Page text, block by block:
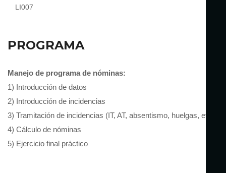
LI007
PROGRAMA
Manejo de programa de nóminas:
1) Introducción de datos
2) Introducción de incidencias
3) Tramitación de incidencias (IT, AT, absentismo, huelgas, etc.)
4) Cálculo de nóminas
5) Ejercicio final práctico